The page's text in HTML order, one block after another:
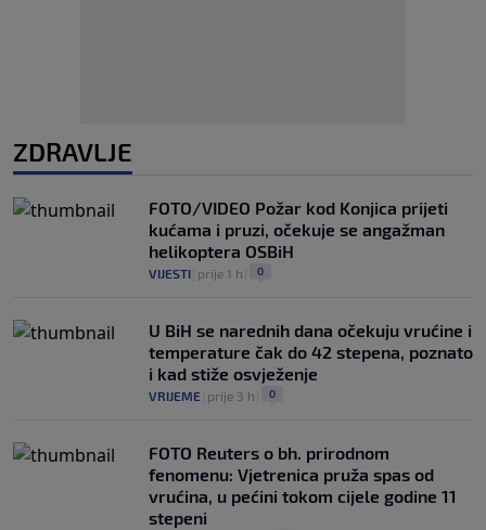
ZDRAVLJE
FOTO/VIDEO Požar kod Konjica prijeti
kućama i pruzi, očekuje se angažman
helikoptera OSBiH
VIJESTI prije 1 h 0
U BiH se narednih dana očekuju vrućine i
temperature čak do 42 stepena, poznato
i kad stiže osvježenje
VRIJEME prije 3 h 0
FOTO Reuters o bh. prirodnom
fenomenu: Vjetrenica pruža spas od
vrućina, u pećini tokom cijele godine 11
stepeni